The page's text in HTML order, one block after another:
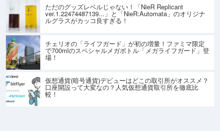
ただのグッズレベルじゃない！「NieR Replicant
ver.1.22474487139...」と「NieR:Automata」のオリジナ
ルグラスがカッコ良すぎる！
チェリオの「ライフガード」が初の増量！ファミマ限定
で700mlのスペシャルメガボトル「メガライフガード」登
場！
仮想通貨(暗号通貨)デビューはどこの取引所がオススメ？
口座開設って大変なの？人気仮想通貨取引所を徹底比
較！